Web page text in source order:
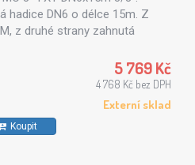
hadice DN6 o délce 15m. Z
z druhé strany zahnutá
5 769 Kč
4 768 Kč bez DPH
Externí sklad
Koupit